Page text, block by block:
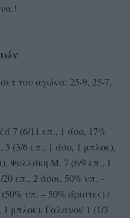
του αγώνα: 25-9, 25-7,
7 (6/11 επ., 1 άσο, 17%
5 (3/6 επ., 1 άσο, 1 μπλοκ),
Ψυλλάκη Μ. 7 (6/9 επ., 1
επ., 2 άσοι, 50% υπ. –
υπ. – 50% άριστες) /
μπλοκ), Γαλανού 1 (1/3